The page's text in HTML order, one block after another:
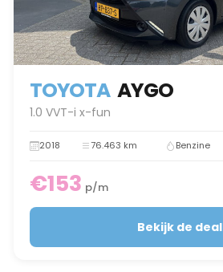
TOYOTA AYGO
1.0 VVT-i x-fun
2018 76.463 km Benzine
€153 p/m
Bekijk de deal